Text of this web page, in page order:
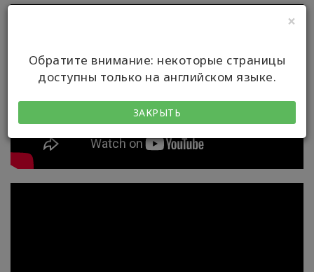
×
Обратите внимание: некоторые страницы
доступны только на английском языке.
ЗАКРЫТЬ